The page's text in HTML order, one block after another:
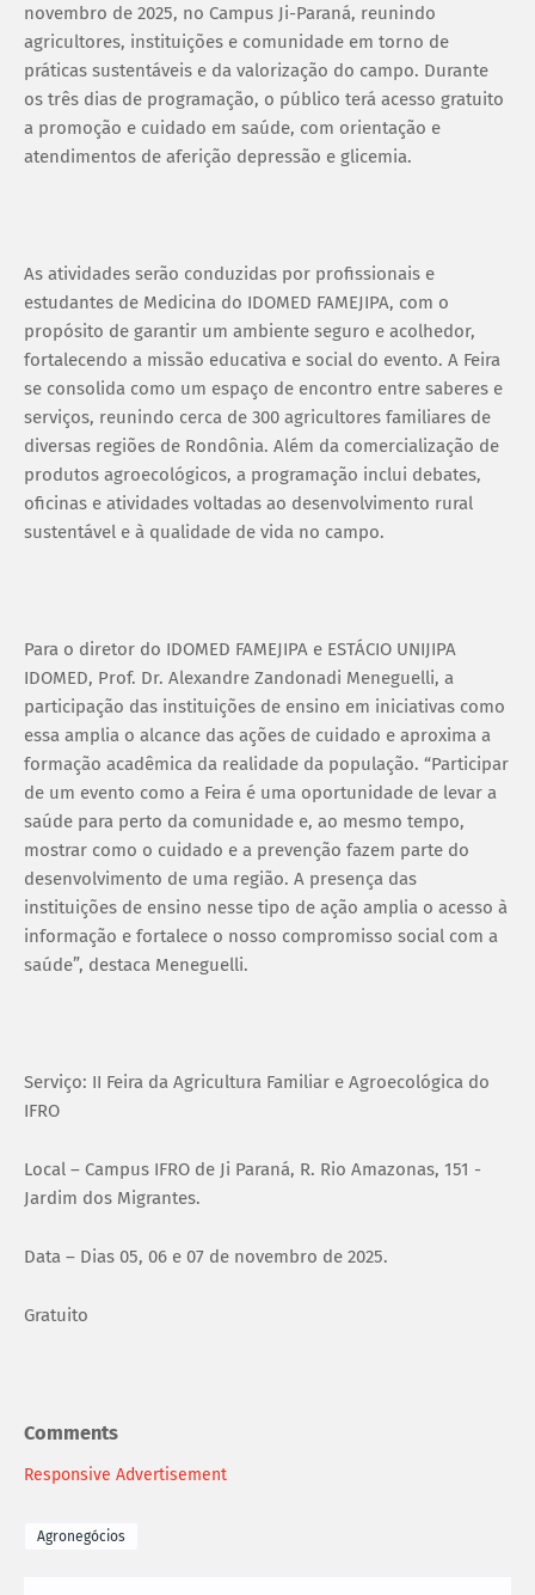
novembro de 2025, no Campus Ji-Paraná, reunindo
agricultores, instituições e comunidade em torno de
práticas sustentáveis e da valorização do campo. Durante
os três dias de programação, o público terá acesso gratuito
a promoção e cuidado em saúde, com orientação e
atendimentos de aferição depressão e glicemia.
As atividades serão conduzidas por profissionais e
estudantes de Medicina do IDOMED FAMEJIPA, com o
propósito de garantir um ambiente seguro e acolhedor,
fortalecendo a missão educativa e social do evento. A Feira
se consolida como um espaço de encontro entre saberes e
serviços, reunindo cerca de 300 agricultores familiares de
diversas regiões de Rondônia. Além da comercialização de
produtos agroecológicos, a programação inclui debates,
oficinas e atividades voltadas ao desenvolvimento rural
sustentável e à qualidade de vida no campo.
Para o diretor do IDOMED FAMEJIPA e ESTÁCIO UNIJIPA
IDOMED, Prof. Dr. Alexandre Zandonadi Meneguelli, a
participação das instituições de ensino em iniciativas como
essa amplia o alcance das ações de cuidado e aproxima a
formação acadêmica da realidade da população. “Participar
de um evento como a Feira é uma oportunidade de levar a
saúde para perto da comunidade e, ao mesmo tempo,
mostrar como o cuidado e a prevenção fazem parte do
desenvolvimento de uma região. A presença das
instituições de ensino nesse tipo de ação amplia o acesso à
informação e fortalece o nosso compromisso social com a
saúde”, destaca Meneguelli.
Serviço: II Feira da Agricultura Familiar e Agroecológica do
IFRO
Local – Campus IFRO de Ji Paraná, R. Rio Amazonas, 151 -
Jardim dos Migrantes.
Data – Dias 05, 06 e 07 de novembro de 2025.
Gratuito
Comments
Responsive Advertisement
Agronegócios